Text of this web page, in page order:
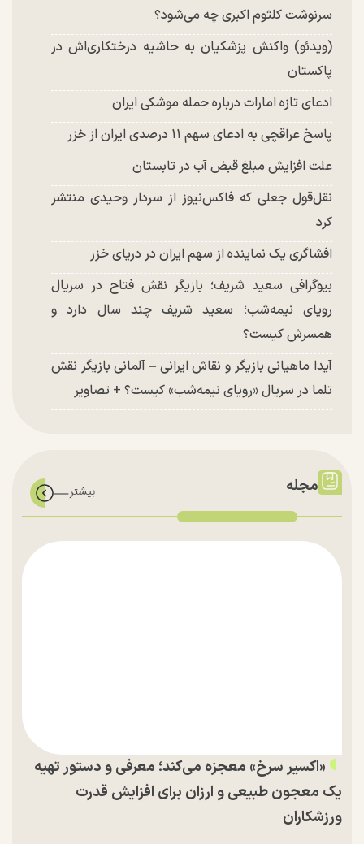
سرنوشت کلثوم اکبری چه می‌شود؟
(ویدئو) واکنش پزشکیان به حاشیه درختکاری‌اش در
پاکستان
ادعای تازه امارات درباره حمله موشکی ایران
پاسخ عراقچی به ادعای سهم ۱۱ درصدی ایران از خزر
علت افزایش مبلغ قبض آب در تابستان
نقل‌قول جعلی که فاکس‌نیوز از سردار وحیدی منتشر
کرد
افشاگری یک نماینده از سهم ایران در دریای خزر
بیوگرافی سعید شریف؛ بازیگر نقش فتاح در سریال
رویای نیمه‌شب؛ سعید شریف چند سال دارد و
همسرش کیست؟
آیدا ماهیانی بازیگر و نقاش ایرانی – آلمانی بازیگر نقش
تلما در سریال «رویای نیمه‌شب» کیست؟ + تصاویر
مجله
«اکسیر سرخ» معجزه می‌کند؛ معرفی و دستور تهیه
یک معجون طبیعی و ارزان برای افزایش قدرت
ورزشکاران